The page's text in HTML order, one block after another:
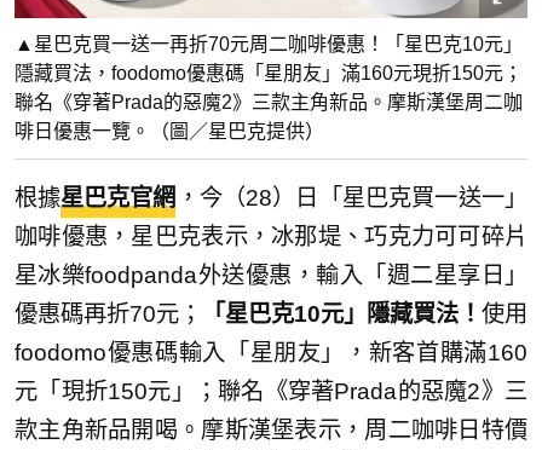
▲星巴克買一送一再折70元周二咖啡優惠！「星巴克10元」
隱藏買法，foodomo優惠碼「星朋友」滿160元現折150元；
聯名《穿著Prada的惡魔2》三款主角新品。摩斯漢堡周二咖
啡日優惠一覽。（圖／星巴克提供）
根據星巴克官網 ，今（28）日「星巴克買一送一」
咖啡優惠，星巴克表示，冰那堤、巧克力可可碎片
星冰樂foodpanda外送優惠，輸入「週二星享日」
優惠碼再折70元；
「星巴克10元」隱藏買法！ 使用
foodomo優惠碼輸入「星朋友」，新客首購滿160
元「現折150元」；聯名《穿著Prada的惡魔2》三
款主角新品開喝。摩斯漢堡表示，周二咖啡日特價